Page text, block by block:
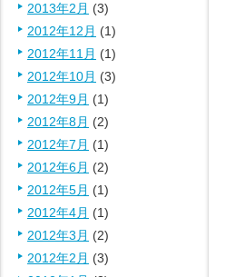
2013年2月 (3)
2012年12月 (1)
2012年11月 (1)
2012年10月 (3)
2012年9月 (1)
2012年8月 (2)
2012年7月 (1)
2012年6月 (2)
2012年5月 (1)
2012年4月 (1)
2012年3月 (2)
2012年2月 (3)